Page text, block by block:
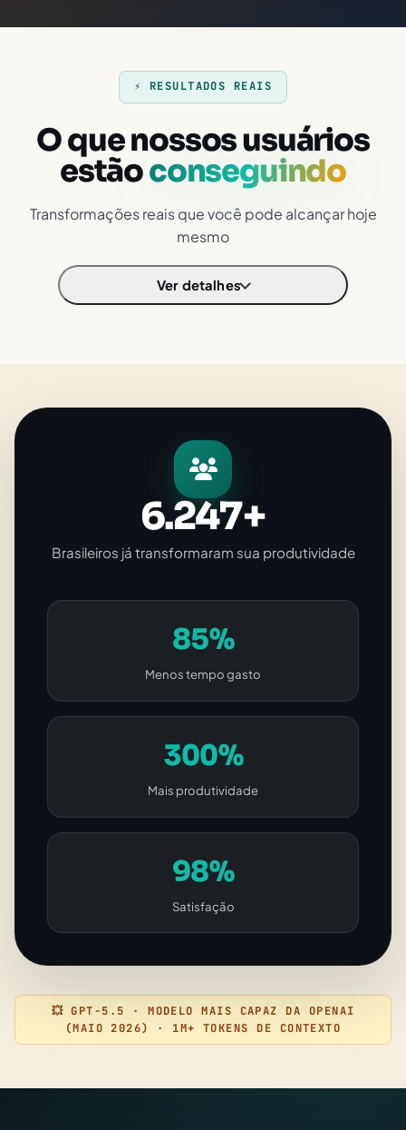
⚡ RESULTADOS REAIS
O que nossos usuários
estãoconseguindo
Transformações reais que você pode alcançar hoje
mesmo
Ver detalhes
6.247+
Brasileiros já transformaram sua produtividade
85%
Menos tempo gasto
300%
Mais produtividade
98%
Satisfação
💥 GPT-5.5 · MODELO MAIS CAPAZ DA OPENAI
(MAIO 2026) · 1M+ TOKENS DE CONTEXTO